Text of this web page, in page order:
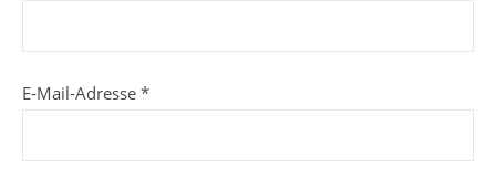
E-Mail-Adresse *